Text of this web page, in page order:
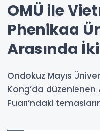
OMÜ ile
Phenikaa
Arasında
Ondokuz Mayıs
Kong’da düzenlenen
Fuarı’ndaki